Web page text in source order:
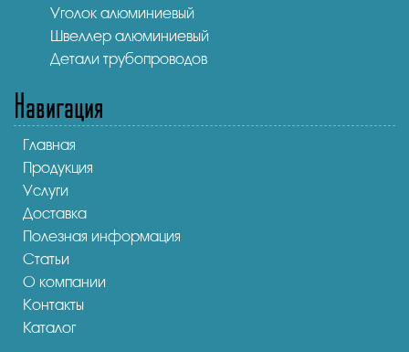
Уголок алюминиевый
Швеллер алюминиевый
Детали трубопроводов
Навигация
Главная
Продукция
Услуги
Доставка
Полезная информация
Статьи
О компании
Контакты
Каталог